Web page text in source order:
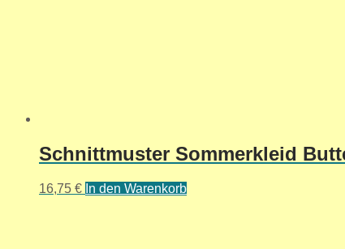
Schnittmuster Sommerkleid
16,75 € In den Warenkorb